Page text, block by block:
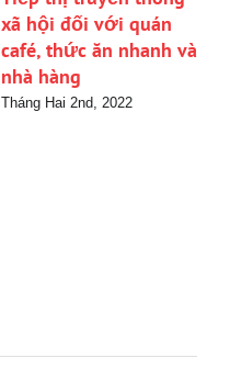
xã hội đối với quán
café, thức ăn nhanh và
nhà hàng
Tháng Hai 2nd, 2022